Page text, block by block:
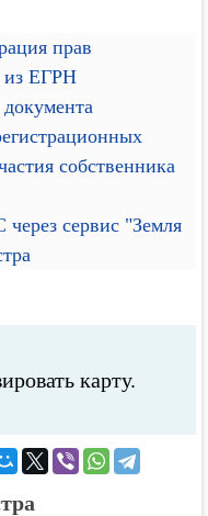
прав
из ЕГРН
собственника
сервис "Земля
карту.